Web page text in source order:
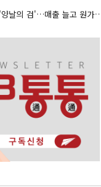
녹십자, 혈장 내재화 '양날의